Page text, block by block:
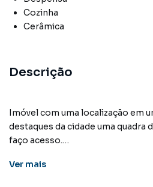
Cozinha
Cerâmica
Descrição
Imóvel com uma localização em
destaques da cidade uma quadra da avenida Bandeirantes
faço acesso.
estar de toda a sua família.
Ver mais